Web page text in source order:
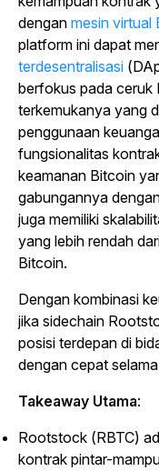
dengan mesin virtual
platform ini dapat
terdesentralisasi
berfokus pada ceruk
terkemukanya yang
penggunaan
fungsionalitas
keamanan Bitcoin
gabungannya
juga memiliki
yang lebih rendah
Bitcoin.
Dengan kombinasi
jika sidechain
posisi terdepan di
dengan cepat
Takeaway Utama:
Rootstock (RBTC)
kontrak pintar-